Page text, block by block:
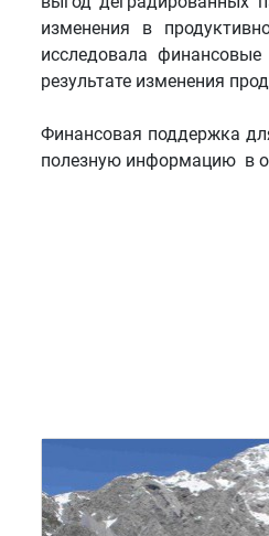
изменения в
исследовала
результате изменения
Финансовая поддержка
полезную информацию в